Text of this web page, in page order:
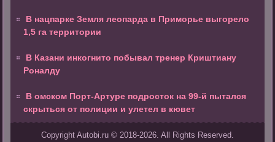
В нацпарке Земля леопарда в Приморье выгорело
1,5 га территории
В Казани инкогнито побывал тренер Криштиану
Роналду
В омском Порт-Артуре подросток на 99-й пытался
скрыться от полиции и улетел в кювет
Copyright Autobi.ru © 2018-2026. All Rights Reserved.